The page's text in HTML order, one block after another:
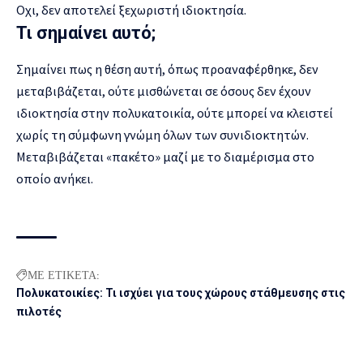
Οχι, δεν αποτελεί ξεχωριστή ιδιοκτησία.
Τι σημαίνει αυτό;
Σημαίνει πως η θέση αυτή, όπως προαναφέρθηκε, δεν
μεταβιβάζεται, ούτε μισθώνεται σε όσους δεν έχουν
ιδιοκτησία στην πολυκατοικία, ούτε μπορεί να κλειστεί
χωρίς τη σύμφωνη γνώμη όλων των συνιδιοκτητών.
Μεταβιβάζεται «πακέτο» μαζί με το διαμέρισμα στο
οποίο ανήκει.
ΜΕ ΕΤΙΚΕΤΑ:
Πολυκατοικίες: Τι ισχύει για τους χώρους στάθμευσης στις
πιλοτές